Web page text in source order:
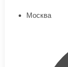
Москва